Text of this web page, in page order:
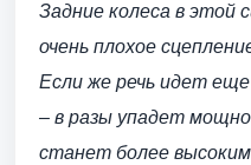
Задние колеса в этой
очень плохое
Если же речь идет
– в разы упадет
станет более